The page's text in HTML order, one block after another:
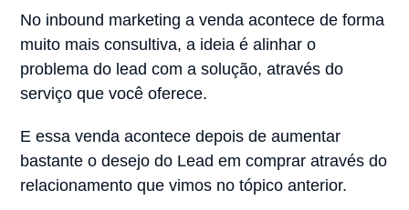
No inbound marketing a venda acontece de forma
muito mais consultiva, a ideia é alinhar o
problema do lead com a solução, através do
serviço que você oferece.
E essa venda acontece depois de aumentar
bastante o desejo do Lead em comprar através do
relacionamento que vimos no tópico anterior.